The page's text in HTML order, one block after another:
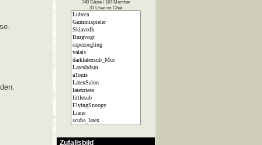
740 Gäste / 167 Member
31 User im Chat
Zufallsbild